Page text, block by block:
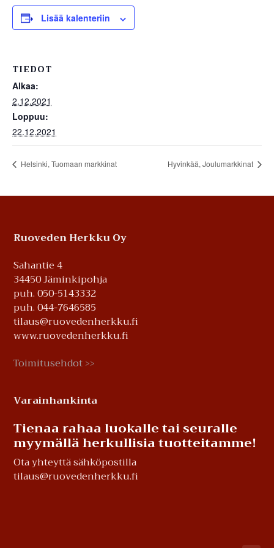
Lisää kalenteriin
TIEDOT
Alkaa:
2.12.2021
Loppuu:
22.12.2021
Helsinki, Tuomaan markkinat Hyvinkää, Joulumarkkinat
Footer
Ruoveden Herkku Oy
Sahantie 4
34450 Jäminkipohja
puh. 050-5143332
puh. 044-7646585
tilaus@ruovedenherkku.fi
www.ruovedenherkku.fi
Toimitusehdot >>
Varainhankinta
Tienaa rahaa luokalle tai seuralle
myymällä herkullisia tuotteitamme!
Ota yhteyttä sähköpostilla
tilaus@ruovedenherkku.fi